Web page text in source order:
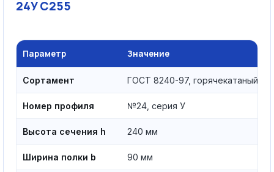
24У С255
Параметр Значение
Сортамент ГОСТ 8240-97, горячекатаный
Номер профиля №24, серия У
Высота сечения h 240 мм
Ширина полки b 90 мм